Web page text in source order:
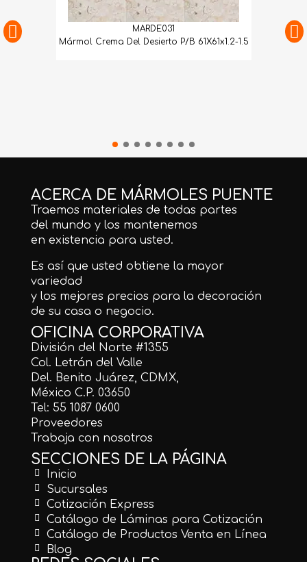
MARDE031
Mármol Crema Del Desierto P/B 61X61x1.2-1.5
ACERCA DE MÁRMOLES PUENTE
Traemos materiales de todas partes
del mundo y los mantenemos
en existencia para usted.
Es así que usted obtiene la mayor
variedad
y los mejores precios para la decoración
de su casa o negocio.
OFICINA CORPORATIVA
División del Norte #1355
Col. Letrán del Valle
Del. Benito Juárez, CDMX,
México C.P. 03650
Tel: 55 1087 0600
Proveedores
Trabaja con nosotros
SECCIONES DE LA PÁGINA
Inicio
Sucursales
Cotización Express
Catálogo de Láminas para Cotización
Catálogo de Productos Venta en Línea
Blog